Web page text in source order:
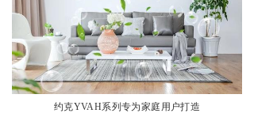
约克YVAH系列专为家庭用户打造